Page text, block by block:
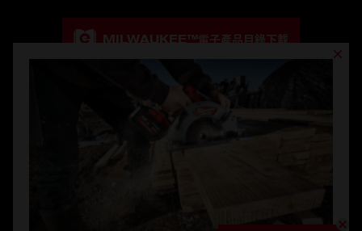
MILWAUKEE™電子產品目錄下載